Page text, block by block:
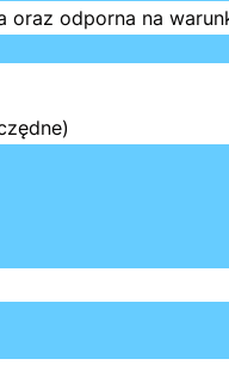
odporna na